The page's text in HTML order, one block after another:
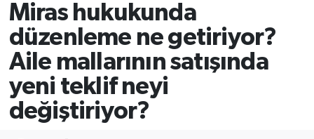
Miras hukukunda
düzenleme ne getiriyor?
Aile mallarının satışında
yeni teklif neyi
değiştiriyor?
Siyaset
Spor
Eğitim
Afyonkarahisar Trafik Yoğunluk Haritası
Süper Lig Puan Durumu ve Fikstür
Tüm Manşetler